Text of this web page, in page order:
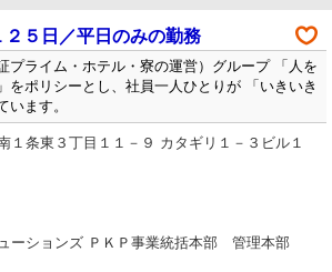
５日／平日のみの勤務
プライム・ホテル・寮の運営）グループ 「人を
をポリシーとし、社員一人ひとりが 「いきいき
います。
１条東３丁目１１－９ カタギリ１－３ビル１
ーションズ ＰＫＰ事業統括本部 管理本部